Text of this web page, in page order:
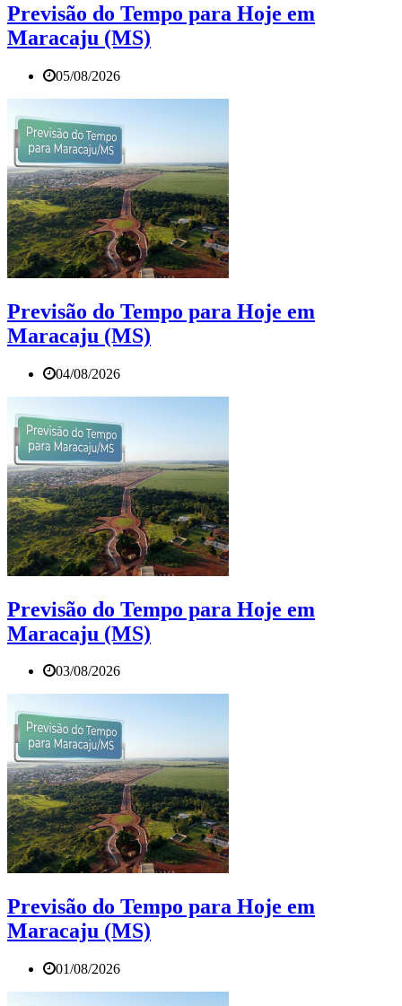
Previsão do Tempo para Hoje em
Maracaju (MS)
05/08/2026
Previsão do Tempo para Hoje em
Maracaju (MS)
04/08/2026
Previsão do Tempo para Hoje em
Maracaju (MS)
03/08/2026
Previsão do Tempo para Hoje em
Maracaju (MS)
01/08/2026